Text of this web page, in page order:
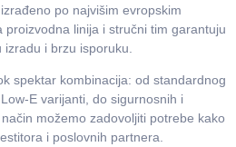
po najvišim evropskim
linija i stručni tim garantuju
i brzu isporuku.
spektar kombinacija: od standardnog
E varijanti, do sigurnosnih i
možemo zadovoljiti potrebe kako
i poslovnih partnera.